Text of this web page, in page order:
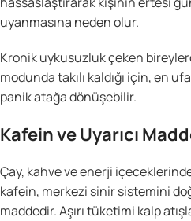
uyanmasına neden olur.
Kronik uykusuzluk çeken
modunda takılı kaldığı için, en
panik atağa dönüşebilir.
Kafein ve Uyarıcı
Çay, kahve ve enerji
kafein, merkezi sinir sistemini
maddedir. Aşırı tüketimi kalp